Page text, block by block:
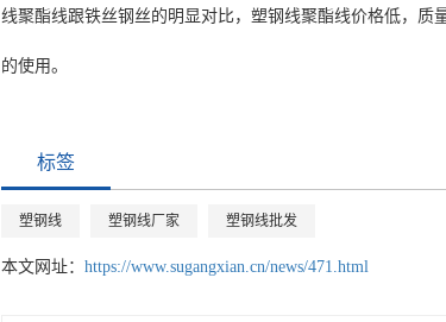
线聚酯线跟铁丝钢丝的明显对比，塑钢线聚酯线价格低，
的使用。
标签
塑钢线 塑钢线厂家 塑钢线批发
本文网址： https://www.sugangxian.cn/news/471.html